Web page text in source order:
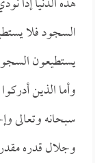
السجود فلا
يستطيعون
وأما الذين
سبحانه وتعالى
وجلال قدره